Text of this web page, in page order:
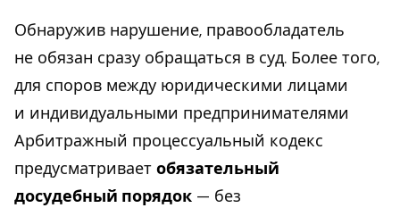
Обнаружив нарушение, правообладатель
не обязан сразу обращаться в суд. Более того,
для споров между юридическими лицами
и индивидуальными предпринимателями
Арбитражный процессуальный кодекс
предусматривает обязательный
досудебный порядок — без